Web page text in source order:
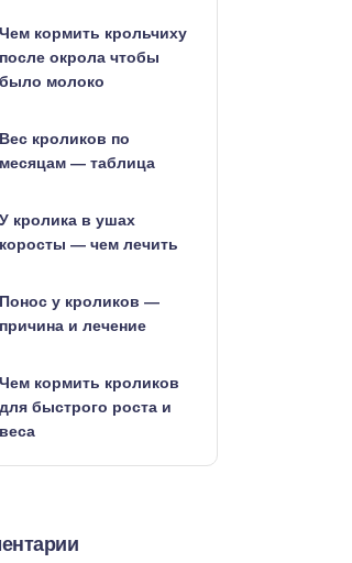
Чем кормить крольчиху
после окрола чтобы
было молоко
Вес кроликов по
месяцам — таблица
У кролика в ушах
коросты — чем лечить
Понос у кроликов —
причина и лечение
Чем кормить кроликов
для быстрого роста и
веса